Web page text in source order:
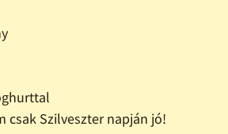
csak Szilveszter napján jó!